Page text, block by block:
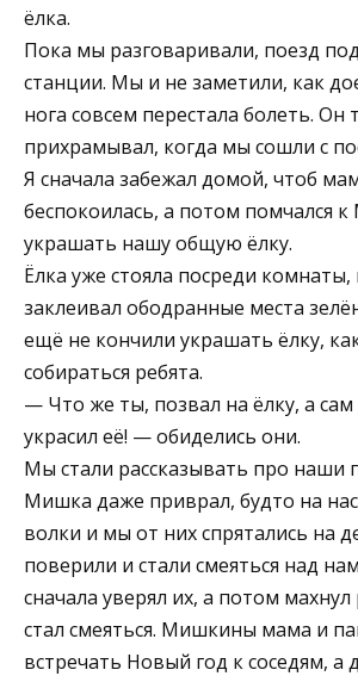
ёлка.
Пока мы разговаривали, поезд
станции. Мы и не заметили, как
нога совсем перестала болеть. Он
прихрамывал, когда мы сошли с
Я сначала забежал домой, чтоб
беспокоилась, а потом помчался
украшать нашу общую ёлку.
Ёлка уже стояла посреди
заклеивал ободранные места
ещё не кончили украшать ёлку,
собираться ребята.
— Что же ты, позвал на ёлку, а
украсил её! — обиделись они.
Мы стали рассказывать про наши
Мишка даже приврал, будто на
волки и мы от них спрятались на
поверили и стали смеяться над
сначала уверял их, а потом махнул
стал смеяться. Мишкины мама и
встречать Новый год к соседям, а